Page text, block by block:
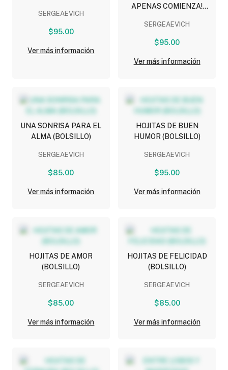
SERGEAEVICH
$95.00
Ver más información
APENAS COMIENZA!
SERGEAEVICH
$95.00
Ver más información
UNA SONRISA PARA EL
ALMA (BOLSILLO)
SERGEAEVICH
$85.00
Ver más información
HOJITAS DE BUEN
HUMOR (BOLSILLO)
SERGEAEVICH
$95.00
Ver más información
HOJITAS DE AMOR
(BOLSILLO)
SERGEAEVICH
$85.00
Ver más información
HOJITAS DE FELICIDAD
(BOLSILLO)
SERGEAEVICH
$85.00
Ver más información